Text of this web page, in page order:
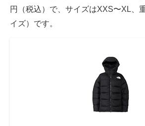
円（税込）で、サイズはXXS〜XL、
イズ）です。